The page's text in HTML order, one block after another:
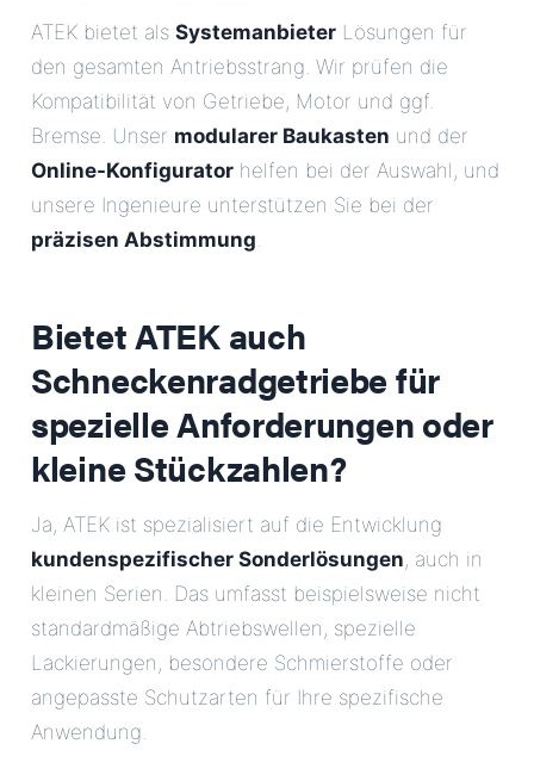
ATEK bietet als Systemanbieter Lösungen für
den gesamten Antriebsstrang. Wir prüfen die
Kompatibilität von Getriebe, Motor und ggf.
Bremse. Unser modularer Baukasten und der
Online-Konfigurator helfen bei der Auswahl, und
unsere Ingenieure unterstützen Sie bei der
präzisen Abstimmung.
Bietet ATEK auch
Schneckenradgetriebe für
spezielle Anforderungen oder
kleine Stückzahlen?
Ja, ATEK ist spezialisiert auf die Entwicklung
kundenspezifischer Sonderlösungen, auch in
kleinen Serien. Das umfasst beispielsweise nicht
standardmäßige Abtriebswellen, spezielle
Lackierungen, besondere Schmierstoffe oder
angepasste Schutzarten für Ihre spezifische
Anwendung.